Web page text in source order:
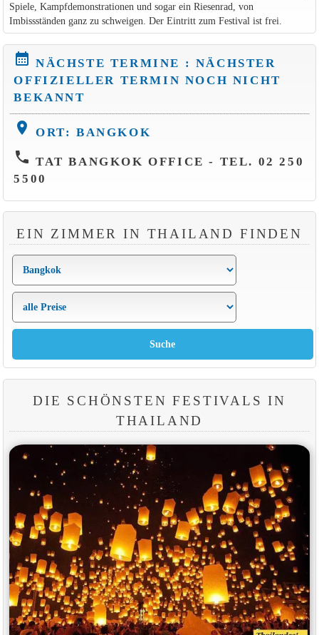
Spiele, Kampfdemonstrationen und sogar ein Riesenrad, von
Imbissständen ganz zu schweigen. Der Eintritt zum Festival ist frei.
calendar_month NÄCHSTE TERMINE : NÄCHSTER
OFFIZIELLER TERMIN NOCH NICHT
BEKANNT
location_on ORT: BANGKOK
phone TAT BANGKOK OFFICE - TEL. 02 250
5500
EIN ZIMMER IN THAILAND FINDEN
DIE SCHÖNSTEN FESTIVALS IN
THAILAND